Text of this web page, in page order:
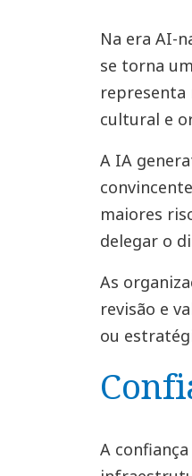
Na era AI-
se torna
representa
cultural e
A IA
maiores
delegar o
As
revisão e
ou
A